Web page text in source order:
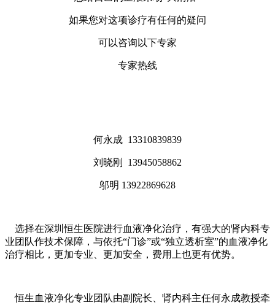
如果您对这项诊疗有任何的疑问
可以咨询以下专家
专家热线
何永成 13310839839
刘晓刚 13945058862
邬明 13922869628
选择在深圳恒生医院进行血液净化治疗，有强大的肾内科专
业团队作技术保障，与依托“门诊”或“独立透析室”的血液净化
治疗相比，更加专业、更加安全，费用上也更有优势。
恒生血液净化专业团队由副院长、肾内科主任何永成教授牵